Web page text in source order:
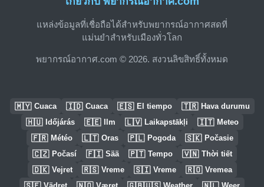
แหล่งข้อมูลที่เชื่อถือได้สำหรับพยากรณ์อากาศสดที่
แม่นยำสำหรับเมืองทั่วโลก
พยากรณ์อากาศ.com © 2026. สงวนลิขสิทธิ์ทั้งหมด
🇲🇾 Cuaca 🇮🇩 Cuaca 🇪🇸 El tiempo 🇹🇷 Hava durumu
🇭🇺 Időjárás 🇪🇪 Ilm 🇱🇻 Laikapstākļi 🇮🇹 Meteo
🇫🇷 Météo 🇱🇹 Oras 🇵🇱 Pogoda 🇸🇰 Počasie
🇨🇿 Počasí 🇫🇮 Sää 🇵🇹 Tempo 🇻🇳 Thời tiết
🇩🇰 Vejret 🇷🇸 Vreme 🇸🇮 Vreme 🇷🇴 Vremea